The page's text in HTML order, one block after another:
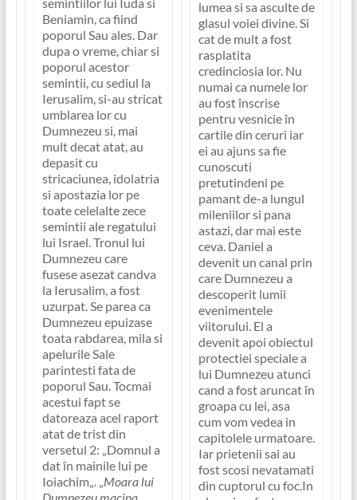
Beniamin, ca fiind
poporul Sau ales. Dar
dupa o vreme, chiar si
poporul acestor
semintii, cu sediul la
Ierusalim, si-au stricat
umblarea lor cu
Dumnezeu si, mai
mult decat atat, au
depasit cu
stricaciunea, idolatria
si apostazia lor pe
toate celelalte zece
semintii ale regatului
lui Israel. Tronul lui
Dumnezeu care
fusese asezat candva
la Ierusalim, a fost
uzurpat. Se parea ca
Dumnezeu epuizase
toata rabdarea, mila si
apelurile Sale
parintesti fata de
poporul Sau. Tocmai
acestui fapt se
datoreaza acel raport
atat de trist din
versetul 2: „Domnul a
dat în mainile lui pe
Ioiachim„. „Moara lui
lumea si sa asculte de
glasul voiei divine. Si
cat de mult a fost
rasplatita
credinciosia lor. Nu
numai ca numele lor
au fost înscrise
pentru vesnicie în
cartile din ceruri iar
ei au ajuns sa fie
cunoscuti
pretutindeni pe
pamant de-a lungul
mileniilor si pana
astazi, dar mai este
ceva. Daniel a
devenit un canal prin
care Dumnezeu a
descoperit lumii
evenimentele
viitorului. El a
devenit apoi obiectul
protectiei speciale a
lui Dumnezeu atunci
cand a fost aruncat în
groapa cu lei, asa
cum vom vedea in
capitolele urmatoare.
Iar prietenii sai au
fost scosi nevatamati
din cuptorul cu foc.In